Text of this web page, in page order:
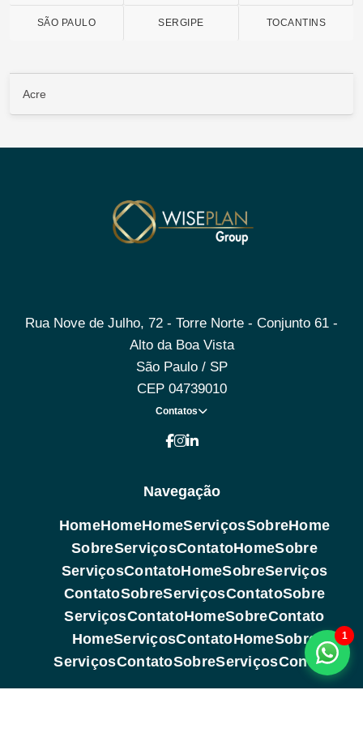
SÃO PAULO SERGIPE TOCANTINS
Acre
Rua Nove de Julho, 72 - Torre Norte - Conjunto 61 -
Alto da Boa Vista
São Paulo / SP
CEP 04739010
Contatos
Navegação
HomeHomeHomeServiçosSobreHome
SobreServiçosContatoHomeSobre
ServiçosContatoHomeSobreServiços
ContatoSobreServiçosContatoSobre
ServiçosContatoHomeSobreContato
HomeServiçosContatoHomeSobre
ServiçosContatoSobreServiçosContato
1